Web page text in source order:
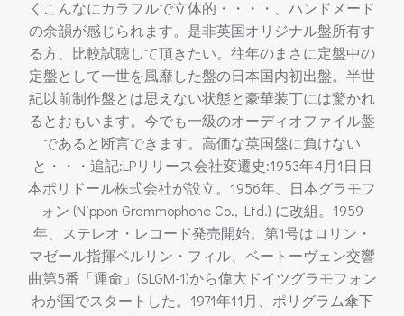
くこんなにカラフルで立体的・・・・、ハンドメード
の余韻が感じられます。是非英国オリジナル盤所有す
る方、比較試聴して頂きたい。往年のまさに定盤中の
定盤として一世を風靡した盤の日本国内初出盤。半世
紀以前制作盤とは思えない状態と豪華装丁には驚かれ
るとおもいます。今でも一級のオーディオファイル盤
であると断言できます。高価な英国盤に負けない
と・・・追記:LPリリース会社変遷史:1953年4月1日日
本ポリドール株式会社が設立。1956年、日本グラモフ
ォン (Nippon Grammophone Co., Ltd.) に改組。1959
年、ステレオ・レコード発売開始。第1号はロリン・
マゼール指揮ベルリン・フィル、ベートーヴェン交響
曲第5番「運命」(SLGM-1)から偉大ドイツグラモフォン
わが国でスタートした。1971年11月、ポリグラム傘下